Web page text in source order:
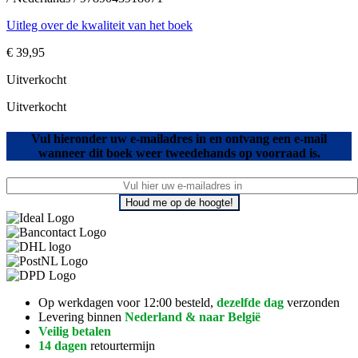
Uitleg over de kwaliteit van het boek
€ 39,95
Uitverkocht
Uitverkocht
Vul hieronder uw e-mailadres in en ontvang een e-mail
wanneer dit boek weer tweedehands op voorraad is.
Houd me op de hoogte!
Op werkdagen voor 12:00 besteld, dezelfde dag verzonden
Levering binnen Nederland & naar België
Veilig betalen
14 dagen retourtermijn